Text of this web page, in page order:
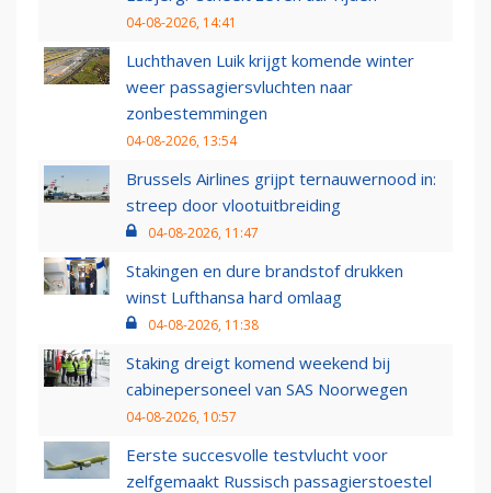
04-08-2026, 14:41
Luchthaven Luik krijgt komende winter
weer passagiersvluchten naar
zonbestemmingen
04-08-2026, 13:54
Brussels Airlines grijpt ternauwernood in:
streep door vlootuitbreiding
04-08-2026, 11:47
Stakingen en dure brandstof drukken
winst Lufthansa hard omlaag
04-08-2026, 11:38
Staking dreigt komend weekend bij
cabinepersoneel van SAS Noorwegen
04-08-2026, 10:57
Eerste succesvolle testvlucht voor
zelfgemaakt Russisch passagierstoestel